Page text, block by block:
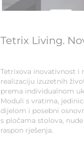
Tetrix Living.
Tetrixova inovativnost i
realizaciju izuzetnih
prema individualnom
Moduli s vratima,
dijelom i posebni
s pločama stolova,
raspon rješenja.